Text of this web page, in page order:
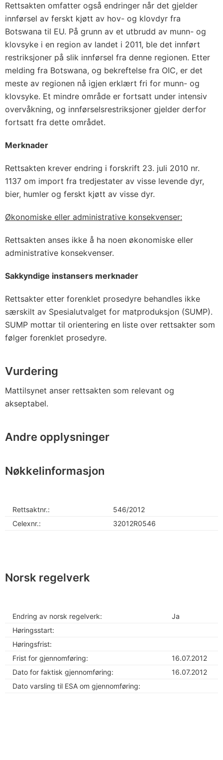
Rettsakten omfatter også endringer når det gjelder
innførsel av ferskt kjøtt av hov- og klovdyr fra
Botswana til EU. På grunn av et utbrudd av munn- og
klovsyke i en region av landet i 2011, ble det innført
restriksjoner på slik innførsel fra denne regionen. Etter
melding fra Botswana, og bekreftelse fra OIC, er det
meste av regionen nå igjen erklært fri for munn- og
klovsyke. Et mindre område er fortsatt under intensiv
overvåkning, og innførselsrestriksjoner gjelder derfor
fortsatt fra dette området.
Merknader
Rettsakten krever endring i forskrift 23. juli 2010 nr.
1137 om import fra tredjestater av visse levende dyr,
bier, humler og ferskt kjøtt av visse dyr.
Økonomiske eller administrative konsekvenser:
Rettsakten anses ikke å ha noen økonomiske eller
administrative konsekvenser.
Sakkyndige instansers merknader
Rettsakter etter forenklet prosedyre behandles ikke
særskilt av Spesialutvalget for matproduksjon (SUMP).
SUMP mottar til orientering en liste over rettsakter som
følger forenklet prosedyre.
Vurdering
Mattilsynet anser rettsakten som relevant og
akseptabel.
Andre opplysninger
Nøkkelinformasjon
Rettsaktnr.:
546/2012
Celexnr.:
32012R0546
Norsk regelverk
Endring av norsk regelverk:
Ja
Høringsstart:
Høringsfrist:
Frist for gjennomføring:
16.07.2012
Dato for faktisk gjennomføring:
16.07.2012
Dato varsling til ESA om gjennomføring: